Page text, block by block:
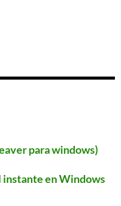
para windows)
instante en Windows